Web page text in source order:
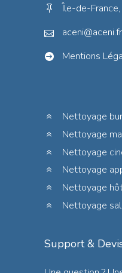
Île-de-
aceni@aceni.fr
Mentions
Nettoyage
Nettoyage
Nettoyage
Nettoyage
Nettoyage
Nettoyage
Support &